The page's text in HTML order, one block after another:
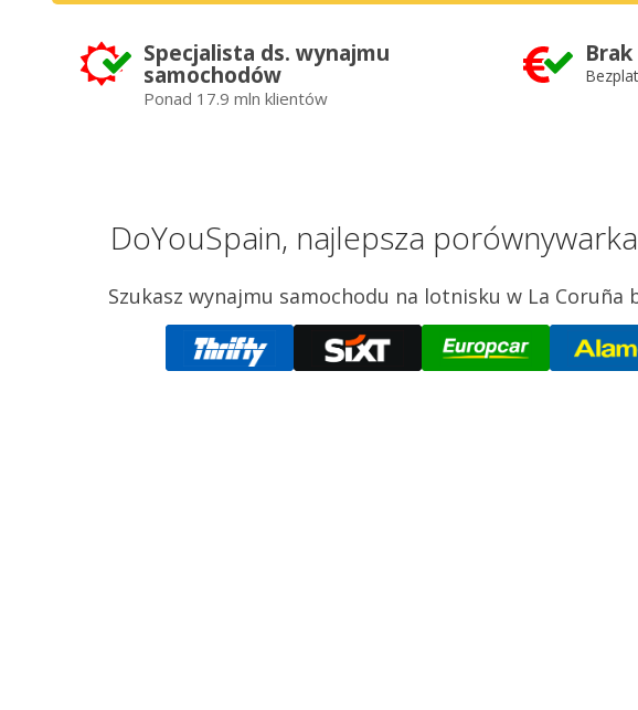
Specjalista ds. wynajmu
samochodów
Ponad 17.9 mln klientów
DoYouSpain, najlepsza
Szukasz wynajmu samochodu na lotnisku w La